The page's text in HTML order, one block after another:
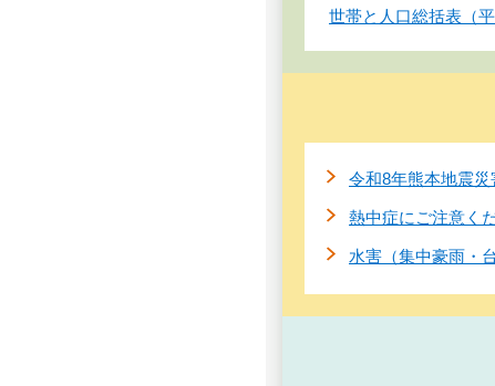
世帯と人口総括表（
令和8年熊本地震災
熱中症にご注意く
水害（集中豪雨・